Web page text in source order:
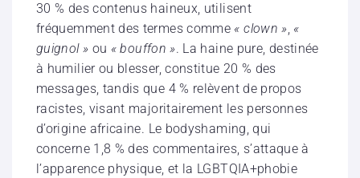
30 % des contenus haineux, utilisent
fréquemment des termes comme « clown », «
guignol » ou « bouffon ». La haine pure, destinée
à humilier ou blesser, constitue 20 % des
messages, tandis que 4 % relèvent de propos
racistes, visant majoritairement les personnes
d’origine africaine. Le bodyshaming, qui
concerne 1,8 % des commentaires, s’attaque à
l’apparence physique, et la LGBTQIA+phobie